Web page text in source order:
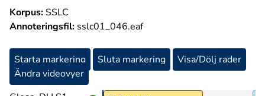
Korpus:SSLC
Annoteringsfil: sslc01_046.eaf
Starta markering Sluta markering
Visa/Dölj rader
Ändra videovyer